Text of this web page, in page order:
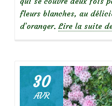
fleurs blanches, au
d’oranger. Lire la suite
30
AVR